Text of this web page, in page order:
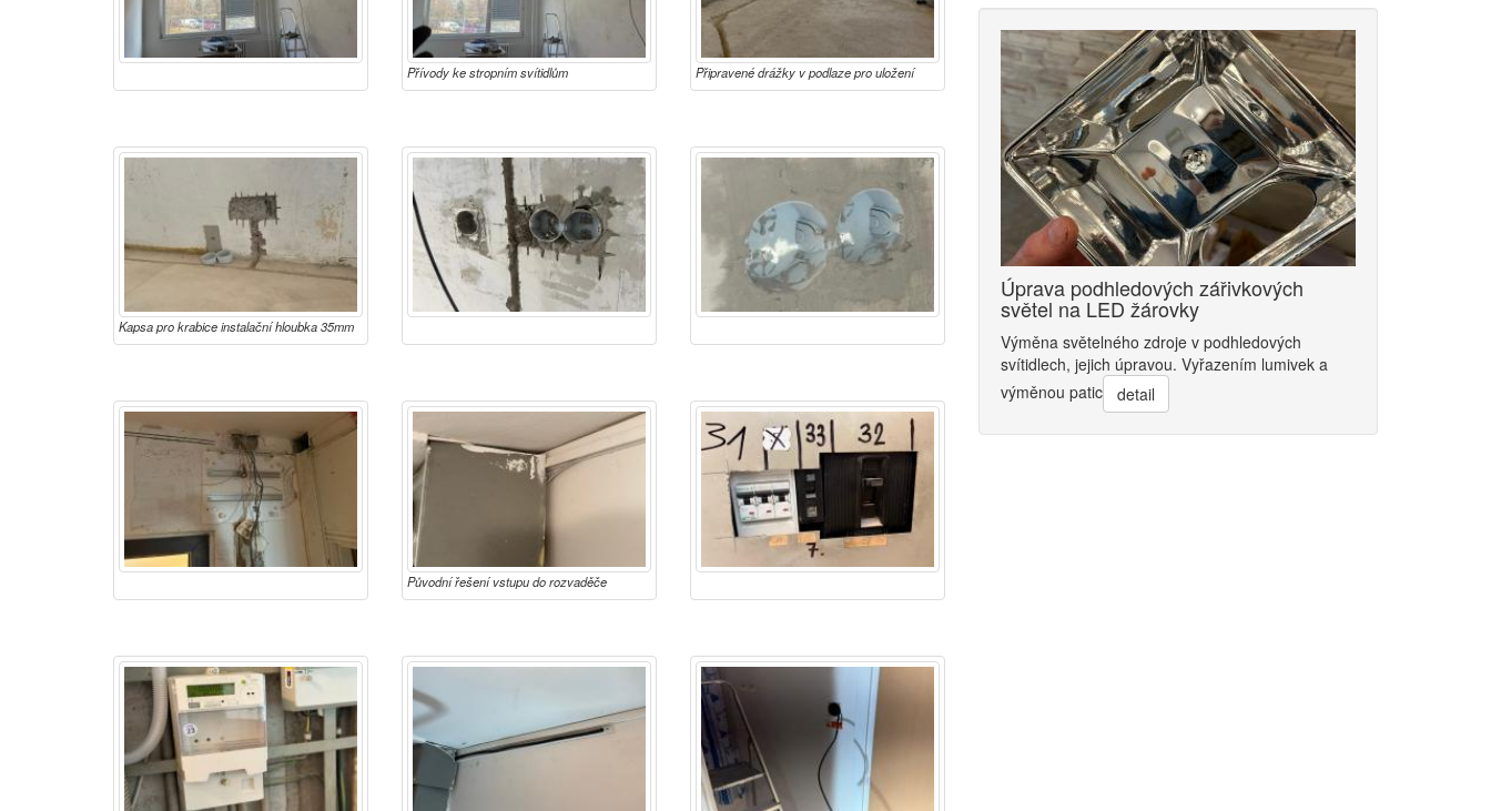
Přívody ke stropním svítidlům
Připravené drážky v podlaze pro uložení
kabelů
Kapsa pro krabice instalační hloubka 35mm
Původní řešení vstupu do rozvaděče
Úprava podhledových zářivkových
světel na LED žárovky
Výměna světelného zdroje v podhledových
svítidlech, jejich úpravou. Vyřazením lumivek a
výměnou patic
detail